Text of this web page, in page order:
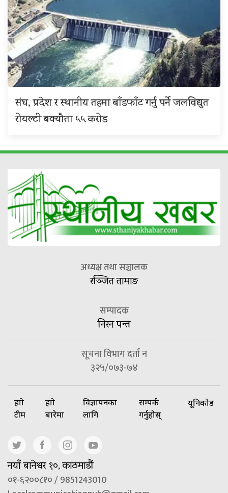
संघ, प्रदेश र स्थानीय तहमा बाँडफाँट गर्नु पर्ने जलविद्युत
रोयल्टी बक्यौता ५५ करोड
अध्यक्ष तथा सञ्चालक
रञ्जित तामाङ
सम्पादक
निरन पन्त
सूचना विभाग दर्ता न
३२५/०७३-७४
हाम्रो
टीम
हाम्रो
बारेमा
विज्ञापनका
लागि
सम्पर्क
गर्नुहोस्
यूनिकोड
नयाँ बानेश्वर १०, काठमाडौं
०१-६२००८१० / 9851243010